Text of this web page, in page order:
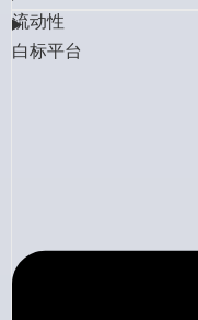
流动性
白标平台